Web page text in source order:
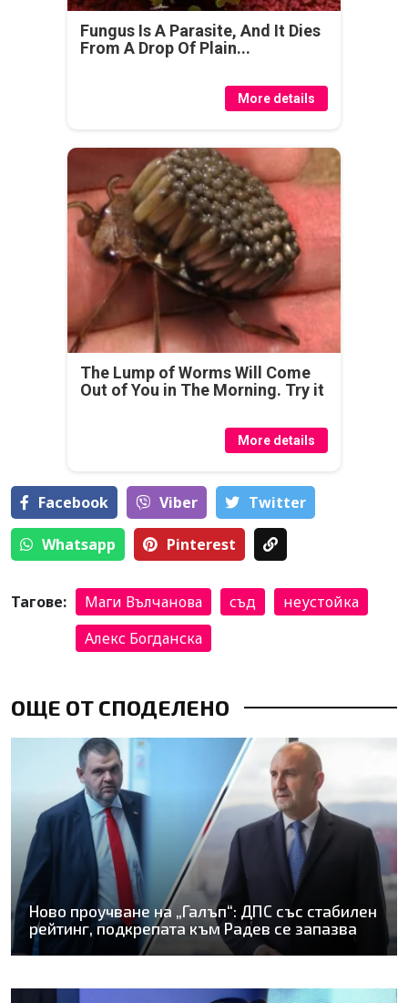
Fungus Is A Parasite, And It Dies
From A Drop Of Plain...
More details
The Lump of Worms Will Come
Out of You in The Morning. Try it
More details
Facebook Viber Тwitter
Whatsapp Pinterest
Тагове: Маги Вълчанова съд
неустойка
Алекс Богданска
ОЩЕ ОТ СПОДЕЛЕНО
Ново проучване на „Галъп“: ДПС със стабилен
рейтинг, подкрепата към Радев се запазва